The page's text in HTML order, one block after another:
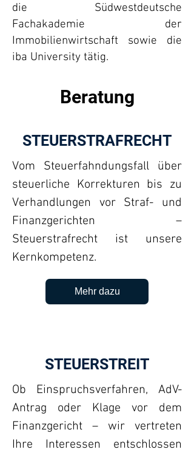
die Südwestdeutsche
Fachakademie der
Immobilienwirtschaft sowie die
iba University tätig.
Beratung
STEUERSTRAFRECHT
Vom Steuerfahndungsfall über
steuerliche Korrekturen bis zu
Verhandlungen vor Straf- und
Finanzgerichten –
Steuerstrafrecht ist unsere
Kernkompetenz.
Mehr dazu
STEUERSTREIT
Ob Einspruchsverfahren, AdV-
Antrag oder Klage vor dem
Finanzgericht – wir vertreten
Ihre Interessen entschlossen